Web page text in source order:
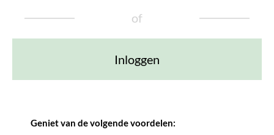
of
Inloggen
Geniet van de volgende voordelen: